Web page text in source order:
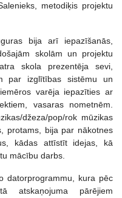
metodiķis projektu
bija arī iepazīšanās,
skolām un projektu
skola prezentēja sevi,
par izglītības sistēmu un
varēja iepazīties ar
vasaras nometnēm.
džeza/pop/rok mūzikas
protams, bija par nākotnes
kādas attīstīt idejas, kā
mācību darbs.
datorprogrammu, kura pēc
atskaņojuma pārējiem